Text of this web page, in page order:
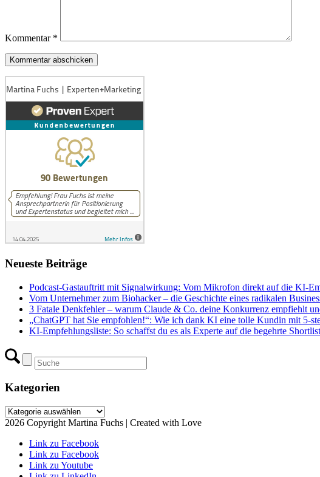
Kommentar *
Neueste Beiträge
Podcast-Gastauftritt mit Signalwirkung: Vom Mikrofon direkt auf die KI-
Vom Unternehmer zum Biohacker – die Geschichte eines radikalen
3 Fatale Denkfehler – warum Claude & Co. deine Konkurrenz empfiehlt
„ChatGPT hat Sie empfohlen!“: Wie ich dank KI eine tolle Kundin mit 5-
KI-Empfehlungsliste: So schaffst du es als Experte auf die begehrte
Kategorien
Kategorien
2026 Copyright Martina Fuchs | Created with Love
Link zu Facebook
Link zu Facebook
Link zu Youtube